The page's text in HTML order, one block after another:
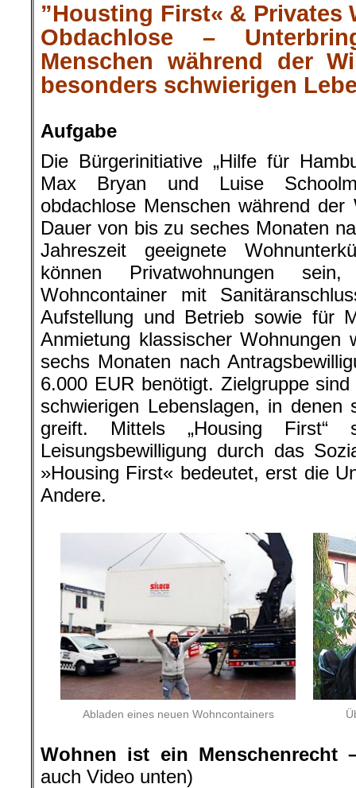
”Housting First« & Privates
Obdachlose –
Menschen während der
besonders schwierigen
Aufgabe
Die Bürgerinitiative „Hilfe für
Max Bryan und Luise
obdachlose Menschen während
Dauer von bis zu seches Monaten
Jahreszeit geeignete
können Privatwohnungen
Wohncontainer mit
Aufstellung und Betrieb sowie für
Anmietung klassischer
sechs Monaten nach
6.000 EUR benötigt. Zielgruppe
schwierigen Lebenslagen, in denen
greift. Mittels „Housing
Leisungsbewilligung durch das
»Housing First« bedeutet, erst die
Andere.
Abladen eines neuen Wohncontainers
Wohnen ist ein Menschenrecht
auch Video unten)